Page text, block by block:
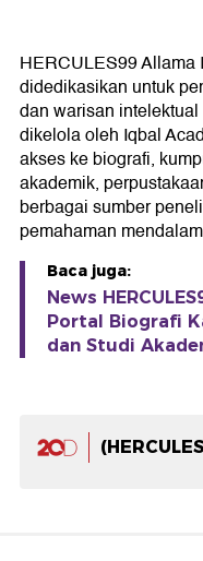
HERCULES99 Allama
didedikasikan untuk
dan warisan
dikelola oleh Iqbal
akses ke biografi,
akademik,
berbagai sumber
pemahaman
Baca juga:
News
Portal Biografi
dan Studi